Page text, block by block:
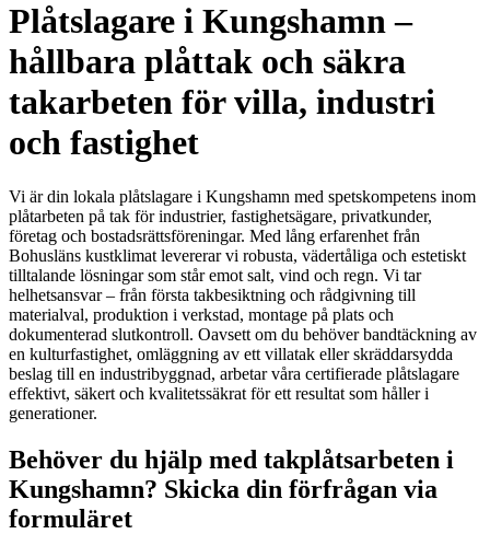
Plåtslagare i Kungshamn –
hållbara plåttak och säkra
takarbeten för villa, industri
och fastighet
Vi är din lokala plåtslagare i Kungshamn med spetskompetens inom
plåtarbeten på tak för industrier, fastighetsägare, privatkunder,
företag och bostadsrättsföreningar. Med lång erfarenhet från
Bohusläns kustklimat levererar vi robusta, vädertåliga och estetiskt
tilltalande lösningar som står emot salt, vind och regn. Vi tar
helhetsansvar – från första takbesiktning och rådgivning till
materialval, produktion i verkstad, montage på plats och
dokumenterad slutkontroll. Oavsett om du behöver bandtäckning av
en kulturfastighet, omläggning av ett villatak eller skräddarsydda
beslag till en industribyggnad, arbetar våra certifierade plåtslagare
effektivt, säkert och kvalitetssäkrat för ett resultat som håller i
generationer.
Behöver du hjälp med takplåtsarbeten i
Kungshamn? Skicka din förfrågan via
formuläret